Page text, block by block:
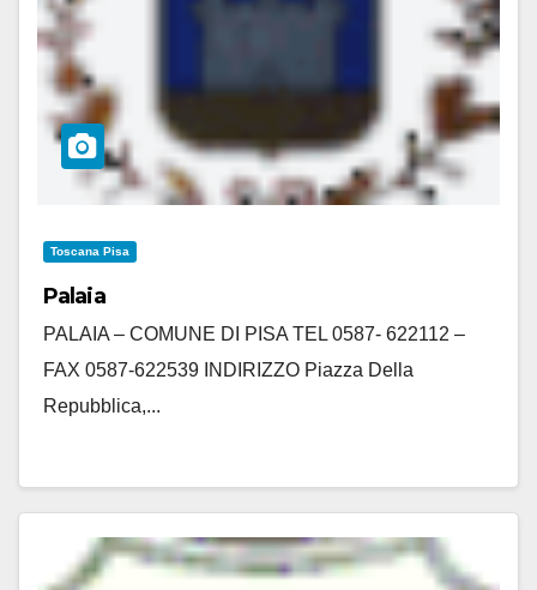
Toscana Pisa
Palaia
PALAIA – COMUNE DI PISA TEL 0587- 622112 –
FAX 0587-622539 INDIRIZZO Piazza Della
Repubblica,...